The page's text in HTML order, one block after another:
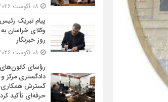
پیام تبریک
وکلای خراسان
روز خبرنگار
رؤسای
دادگستری مرکز و
گسترش
حرفه‌ای تأکید